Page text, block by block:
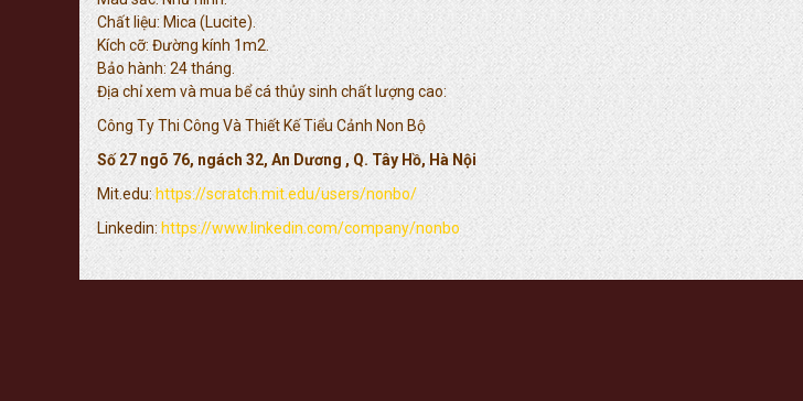
Chất liệu: Mica (Lucite).
Kích cỡ: Đường kính 1m2.
Bảo hành: 24 tháng.
Địa chỉ xem và mua bể cá thủy sinh chất lượng cao:
Công Ty Thi Công Và Thiết Kế Tiểu Cảnh Non Bộ
Số 27 ngõ 76, ngách 32, An Dương , Q. Tây Hồ, Hà Nội
Mit.edu:https://scratch.mit.edu/users/nonbo/
Linkedin:https://www.linkedin.com/company/nonbo